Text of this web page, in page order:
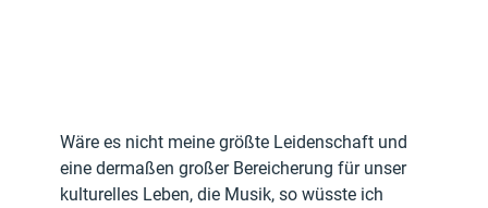
Wäre es nicht meine größte Leidenschaft und
eine dermaßen großer Bereicherung für unser
kulturelles Leben, die Musik, so wüsste ich